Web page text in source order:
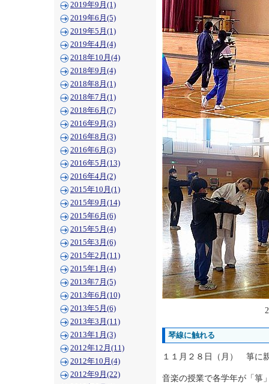
2019年9月(1)
2019年6月(5)
2019年5月(1)
2019年4月(4)
2018年10月(4)
2018年9月(4)
2018年8月(1)
2018年7月(1)
2018年6月(7)
2016年9月(3)
2016年8月(3)
2016年6月(3)
2016年5月(13)
2016年4月(2)
2015年10月(1)
2015年9月(14)
2015年6月(6)
2015年5月(4)
2015年3月(6)
2015年2月(11)
2015年1月(4)
2013年7月(5)
2013年6月(10)
2013年5月(6)
2013年3月(11)
2013年1月(3)
2012年12月(11)
2012年10月(4)
2012年9月(22)
琴線に触れる
１１月２８日（月） 箏に
音楽の授業で各学年が「箏